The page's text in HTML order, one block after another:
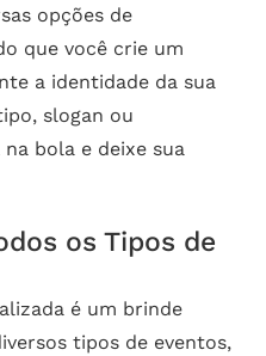
opções de
que você crie um
a identidade da sua
slogan ou
bola e deixe sua
os Tipos de
é um brinde
tipos de eventos,